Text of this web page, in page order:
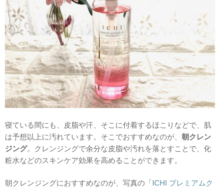
寝ている間にも、皮脂や汗、そこに付着するほこりなどで、肌
は予想以上に汚れています。そこでおすすめなのが、 朝クレン
ジング。クレンジングで余分な皮脂や汚れを落とすことで、化
粧水などのスキンケア効果を高めることができます。
朝クレンジングにおすすめなのが、写真の「 ICHI プレミアムク